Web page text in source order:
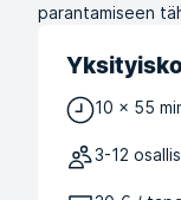
parantamiseen
10 x 55
3-12